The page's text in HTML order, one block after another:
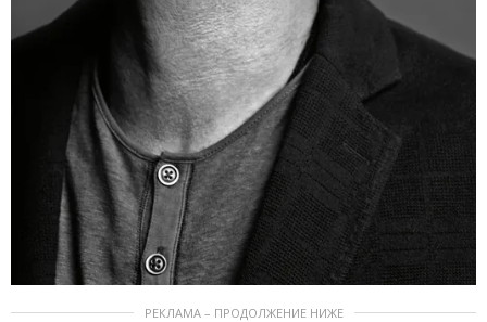
РЕКЛАМА – ПРОДОЛЖЕНИЕ НИЖЕ